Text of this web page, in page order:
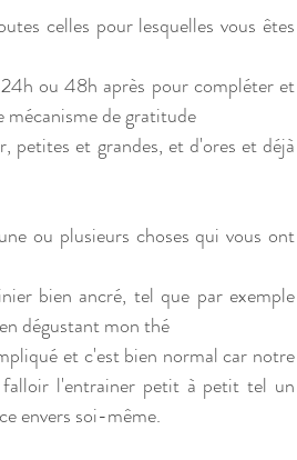
celles pour lesquelles vous êtes
ou 48h après pour compléter et
mécanisme de gratitude
petites et grandes, et d'ores et déjà
ou plusieurs choses qui vous ont
bien ancré, tel que par exemple
dégustant mon thé
et c'est bien normal car notre
falloir l'entrainer petit à petit tel un
envers soi-même.